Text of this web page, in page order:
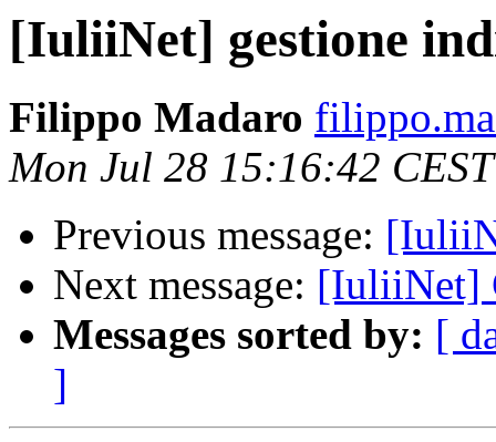
[IuliiNet] gestione
Filippo Madaro
Mon Jul 28 15:16:42
Previous message:
Next message: [IuliiNet]
Messages sorted by: [
]